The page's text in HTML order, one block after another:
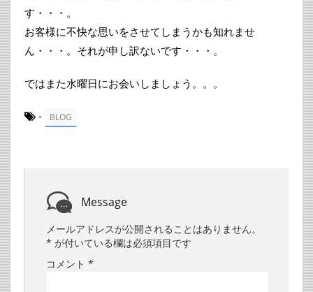
す・・・。
お客様に不快な思いをさせてしまうかも知れませ
ん・・・。それが申し訳ないです・・・。
ではまた水曜日にお会いしましょう。。。
- BLOG
Message
メールアドレスが公開されることはありません。
* が付いている欄は必須項目です
コメント *